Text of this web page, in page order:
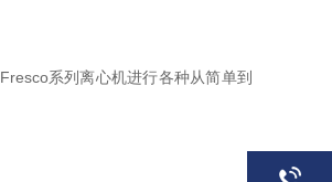
系列离心机进行各种从简单到